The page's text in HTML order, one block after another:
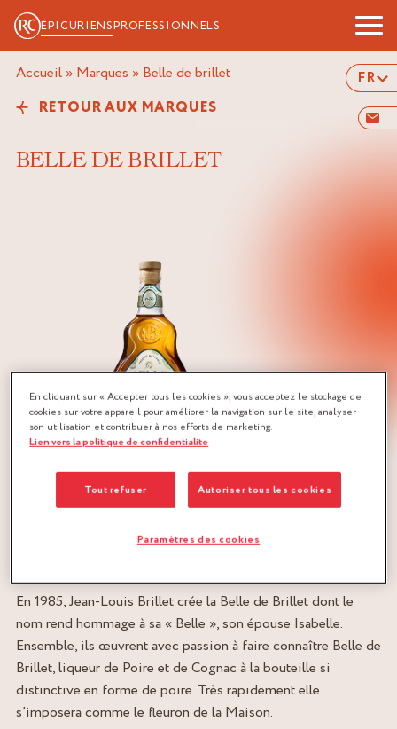
ÉPICURIENSPROFESSIONNELS
FR
Accueil » Marques » belle de brillet
RETOUR AUX MARQUES
BELLE DE BRILLET
L’histoire commence en 1656 avec la naissance de Guy
Brillet, père fondateur de la Maison Brillet, domaine viticole
situé au cœur de la région de Cognac. 10 générations se
succèdent, transmettant et faisant vivre avec passion le
En 1985, Jean‐Louis Brillet crée la Belle de Brillet dont le
nom rend hommage à sa « Belle », son épouse Isabelle.
Ensemble, ils œuvrent avec passion à faire connaître Belle de
Brillet, liqueur de Poire et de Cognac à la bouteille si
distinctive en forme de poire. Très rapidement elle
s’imposera comme le fleuron de la Maison.
En cliquant sur « Accepter tous les cookies », vous acceptez le stockage de
cookies sur votre appareil pour améliorer la navigation sur le site, analyser
son utilisation et contribuer à nos efforts de marketing.
Lien vers la politique de confidentialite
Tout refuser Autoriser tous les cookies
Paramètres des cookies